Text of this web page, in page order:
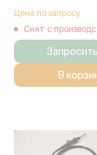
Цена по запросу
Снят с
В